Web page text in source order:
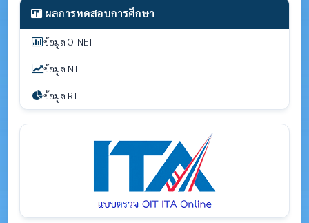
ผลการทดสอบการศึกษา
ข้อมูล O-NET
ข้อมูล NT
ข้อมูล RT